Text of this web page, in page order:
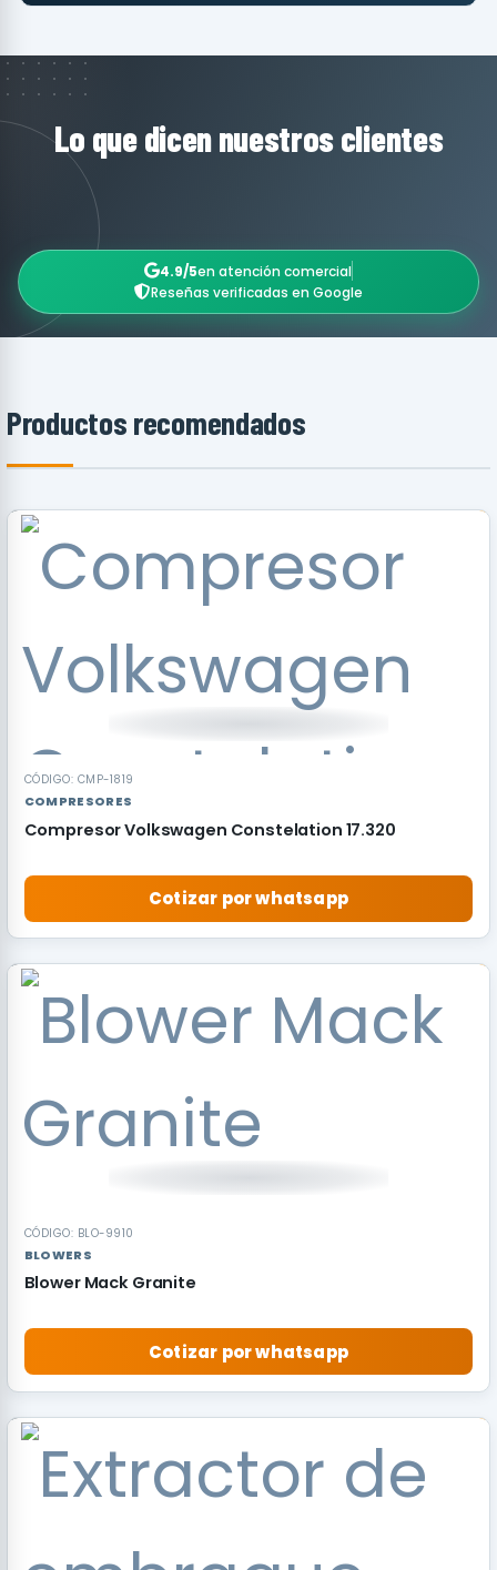
Lo que dicen nuestros clientes
4.9/5en atención comercial
Reseñas verificadas en Google
Productos recomendados
RECOMENDADO
CÓDIGO: CMP-1819
COMPRESORES
Compresor Volkswagen Constelation 17.320
Cotizar por whatsapp
RECOMENDADO
CÓDIGO: BLO-9910
BLOWERS
Blower Mack Granite
Cotizar por whatsapp
RECOMENDADO